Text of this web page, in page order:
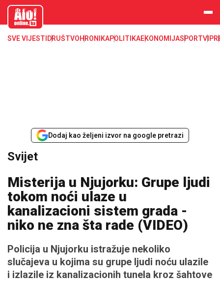
aloonline.b
SVE VIJESTI DRUŠTVOHRONIKAPOLITIKAEKONOMIJASPORTVIP
Dodaj kao željeni izvor na google pretrazi
Svijet
Misterija u Njujorku: Grupe ljudi
tokom noći ulaze u
kanalizacioni sistem grada -
niko ne zna šta rade (VIDEO)
Policija u Njujorku istražuje nekoliko
slučajeva u kojima su grupe ljudi noću ulazile
i izlazile iz kanalizacionih tunela kroz šahtove